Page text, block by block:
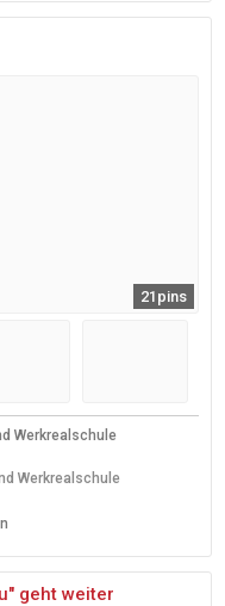
21pins
Werkrealschule
Werkrealschule
geht weiter